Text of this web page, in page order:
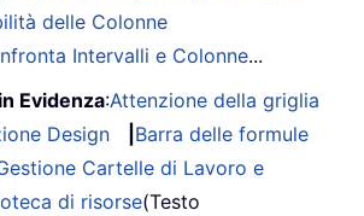
delle Colonne
Intervalli e Colonne...
Evidenza:Attenzione della griglia
Design
Barra delle formule
Cartelle di Lavoro e
di risorse(Testo